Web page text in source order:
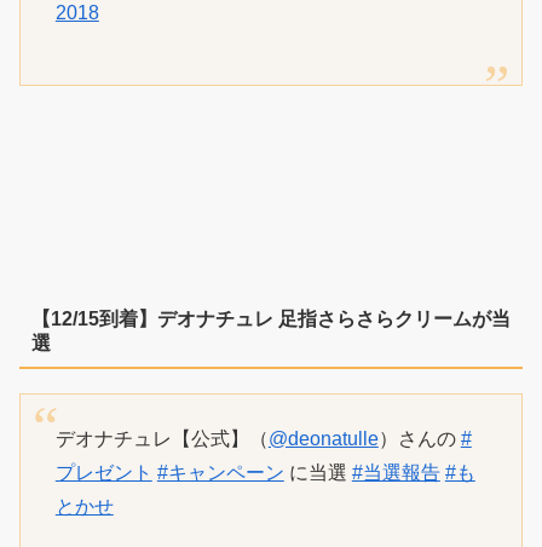
2018
【12/15到着】デオナチュレ 足指さらさらクリームが当
選
デオナチュレ【公式】（@deonatulle）さんの #
プレゼント #キャンペーン に当選 #当選報告 #も
とかせ